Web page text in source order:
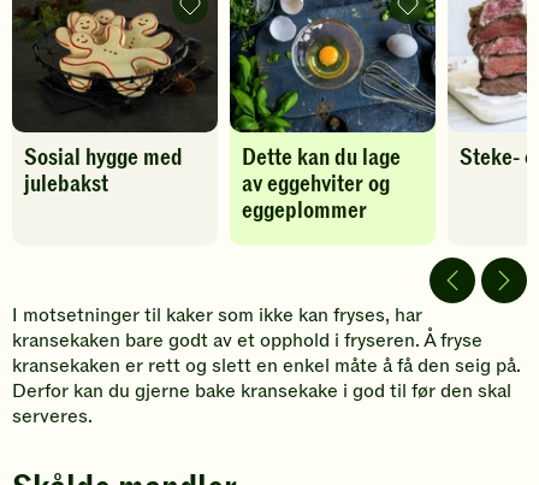
Sosial hygge med
julebakst
Sosial
hygge
med
julebakst
-
favoritter
Dette kan du lage
av eggehviter og
eggeplommer
Dette
kan
du
lage
av
eggehviter
og
eggeplommer
Steke-
I motsetninger til kaker som ikke kan fryses, har
kransekaken bare godt av et opphold i fryseren. Å fryse
kransekaken er rett og slett en enkel måte å få den seig på.
Derfor kan du gjerne bake kransekake i god til før den skal
serveres.